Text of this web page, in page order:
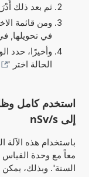
ثم بعد ذلك
ومن قائمة
في تحويلها,
وأخيرًا، حدد
الحالة اختر '
إلى nSv/s
باستخدام هذه الآلة
السنة'. وبذلك،